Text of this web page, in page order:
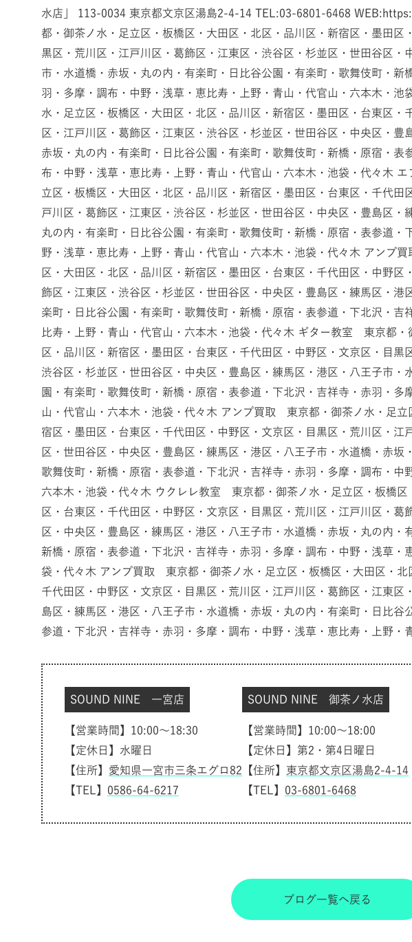
水店」 113-0034 東京都文京区湯島2-4-14 TEL:03-6801-6468
都・御茶ノ水・足立区・板橋区・大田区・北区・品川区・新宿区・墨田区
黒区・荒川区・江戸川区・葛飾区・江東区・渋谷区・杉並区・世田谷区・
市・水道橋・赤坂・丸の内・有楽町・日比谷公園・有楽町・歌舞伎町・新
羽・多摩・調布・中野・浅草・恵比寿・上野・青山・代官山・六本木・
水・足立区・板橋区・大田区・北区・品川区・新宿区・墨田区・台東区・
区・江戸川区・葛飾区・江東区・渋谷区・杉並区・世田谷区・中央区・豊
赤坂・丸の内・有楽町・日比谷公園・有楽町・歌舞伎町・新橋・原宿・表
布・中野・浅草・恵比寿・上野・青山・代官山・六本木・池袋・代々木
立区・板橋区・大田区・北区・品川区・新宿区・墨田区・台東区・千代田
戸川区・葛飾区・江東区・渋谷区・杉並区・世田谷区・中央区・豊島区・
丸の内・有楽町・日比谷公園・有楽町・歌舞伎町・新橋・原宿・表参道・
野・浅草・恵比寿・上野・青山・代官山・六本木・池袋・代々木 アンプ
区・大田区・北区・品川区・新宿区・墨田区・台東区・千代田区・中野区
飾区・江東区・渋谷区・杉並区・世田谷区・中央区・豊島区・練馬区・港
楽町・日比谷公園・有楽町・歌舞伎町・新橋・原宿・表参道・下北沢・吉
比寿・上野・青山・代官山・六本木・池袋・代々木 ギター教室 東京都・
区・品川区・新宿区・墨田区・台東区・千代田区・中野区・文京区・目黒
渋谷区・杉並区・世田谷区・中央区・豊島区・練馬区・港区・八王子市・
園・有楽町・歌舞伎町・新橋・原宿・表参道・下北沢・吉祥寺・赤羽・多
山・代官山・六本木・池袋・代々木 アンプ買取 東京都・御茶ノ水・足立
宿区・墨田区・台東区・千代田区・中野区・文京区・目黒区・荒川区・江
区・世田谷区・中央区・豊島区・練馬区・港区・八王子市・水道橋・赤坂
歌舞伎町・新橋・原宿・表参道・下北沢・吉祥寺・赤羽・多摩・調布・中
六本木・池袋・代々木 ウクレレ教室 東京都・御茶ノ水・足立区・板橋区
区・台東区・千代田区・中野区・文京区・目黒区・荒川区・江戸川区・葛
区・中央区・豊島区・練馬区・港区・八王子市・水道橋・赤坂・丸の内・
新橋・原宿・表参道・下北沢・吉祥寺・赤羽・多摩・調布・中野・浅草・
袋・代々木 アンプ買取 東京都・御茶ノ水・足立区・板橋区・大田区・北
千代田区・中野区・文京区・目黒区・荒川区・江戸川区・葛飾区・江東区
島区・練馬区・港区・八王子市・水道橋・赤坂・丸の内・有楽町・日比谷
参道・下北沢・吉祥寺・赤羽・多摩・調布・中野・浅草・恵比寿・上野・
SOUND NINE 一宮店
【営業時間】10:00～18:30
【定休日】水曜日
【住所】 愛知県一宮市三条エグロ82
【TEL】 0586-64-6217
SOUND NINE 御茶ノ水店
【営業時間】10:00～18:00
【定休日】第2・第4日曜日
【住所】 東京都文京区湯島2-4-14
【TEL】 03-6801-6468
ブログ一覧へ戻る